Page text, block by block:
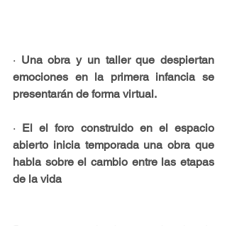
· Una obra y un taller que despiertan
emociones en la primera infancia se
presentarán de forma virtual.
· El el foro construido en el espacio
abierto inicia temporada una obra que
habla sobre el cambio entre las etapas
de la vida